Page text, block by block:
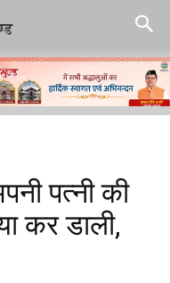
पत्नी की
कर डाली,